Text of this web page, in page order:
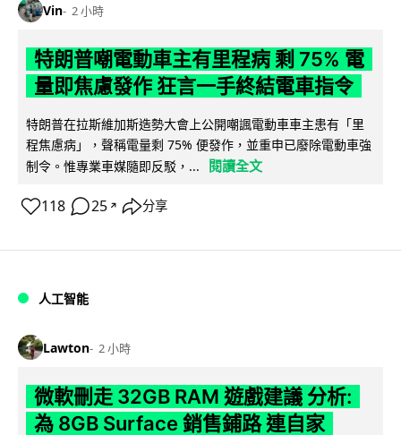
Vin 2 小時
特朗普嘲電動車主有里程病 剩 75% 電
量即焦慮發作 狂言一手終結電車指令
特朗普在拉斯維加斯造勢大會上公開嘲諷電動車車主患有「里
程焦慮病」，聲稱電量剩 75% 便發作，並重申已廢除電動車強
制令。惟專業車媒隨即反駁，...
閱讀全文
118 25 ↗ 分享
人工智能
Lawton 2 小時
微軟刪走 32GB RAM 遊戲建議 分析:
為 8GB Surface 銷售鋪路 連自家